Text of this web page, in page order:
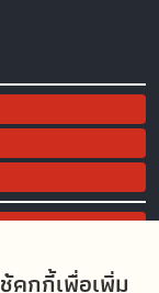
คุกกี้เพื่อเพิ่ม